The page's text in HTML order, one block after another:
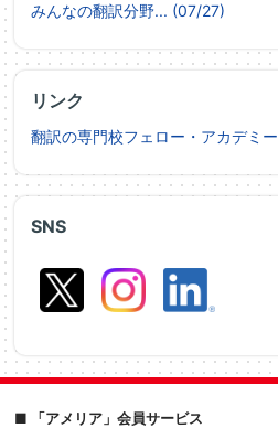
SNS
みんなの翻訳分野... (07/27)
リンク
翻訳の専門校フェロー・アカデミー
■ 「アメリア」会員サービス